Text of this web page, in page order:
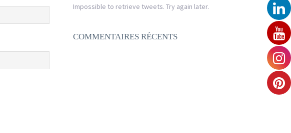
Impossible to retrieve tweets. Try again later.
COMMENTAIRES RÉCENTS